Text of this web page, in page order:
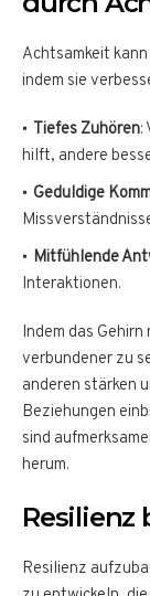
Achtsamkeit
indem sie
Tiefes Zuhören:
hilft, andere
Geduldige
Mitfühlende
Interaktionen.
Indem das
verbundener zu
anderen stärken
Beziehungen
sind
herum.
Resilienz
Resilienz